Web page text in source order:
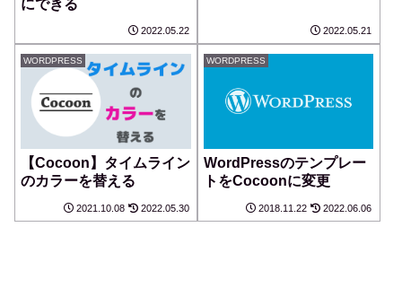
にできる
2022.05.22 2022.05.21
WORDPRESS
【Cocoon】タイムライン
のカラーを替える
2021.10.08 2022.05.30
WORDPRESS
WordPressのテンプレー
トをCocoonに変更
2018.11.22 2022.06.06